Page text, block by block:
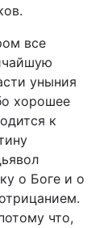
все
уныния
хорошее
к
о Боге и о
что,